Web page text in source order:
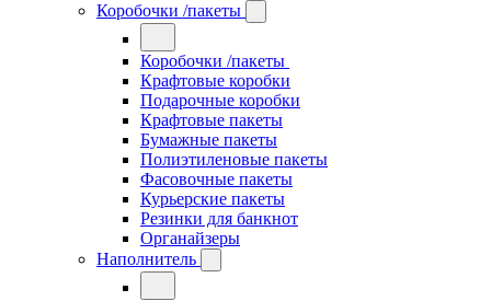
Коробочки /пакеты
Коробочки /пакеты
Крафтовые коробки
Подарочные коробки
Крафтовые пакеты
Бумажные пакеты
Полиэтиленовые пакеты
Фасовочные пакеты
Курьерские пакеты
Резинки для банкнот
Органайзеры
Наполнитель